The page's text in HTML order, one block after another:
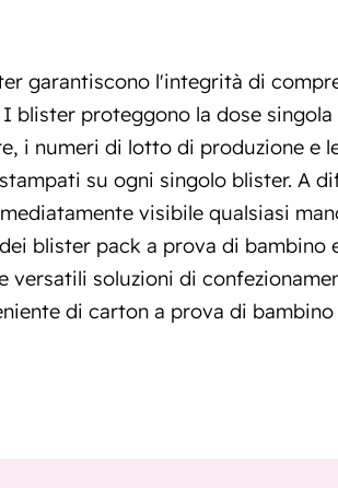
garantiscono l'integrità di
blister proteggono la dose
i numeri di lotto di produzione e
su ogni singolo blister. A
visibile qualsiasi
blister pack a prova di bambino
versatili soluzioni di
di carton a prova di